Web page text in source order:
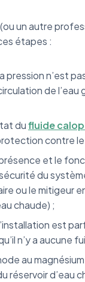
un autre
étapes :
pression n’est
de
dufluide
contre le
et le
du
ou le mitigeur
chaude) ;
est
n’y a aucune
au
réservoir d’eau